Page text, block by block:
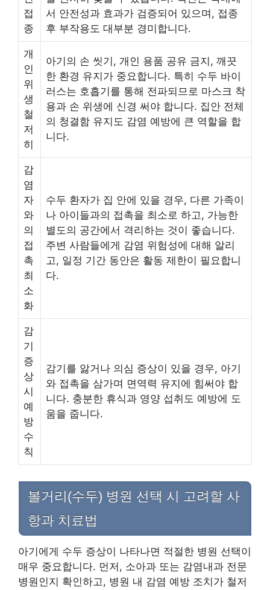
접
종
서 안전성과 효과가 검증되어 있으며, 접종
후 부작용도 대부분 경미합니다.
개
인
위
생
철
저
히
아기의 손 씻기, 개인 용품 공유 금지, 깨끗
한 환경 유지가 중요합니다. 특히 수두 바이
러스는 호흡기를 통해 전파되므로 마스크 착
용과 손 위생에 신경 써야 합니다. 집안 전체
의 청결함 유지도 감염 예방에 큰 역할을 합
니다.
감
염
자
와
의
접
촉
최
소
화
수두 환자가 집 안에 있을 경우, 다른 가족이
나 아이들과의 접촉을 최소로 하고, 가능한
별도의 공간에서 격리하는 것이 좋습니다.
주변 사람들에게 감염 위험성에 대해 알리
고, 일정 기간 동안은 활동 제한이 필요합니
다.
감
기
증
상
시
예
방
수
칙
감기를 앓거나 의심 증상이 있을 경우, 아기
와 접촉을 삼가며 면역력 유지에 힘써야 합
니다. 충분한 휴식과 영양 섭취도 예방에 도
움을 줍니다.
볼거리(수두) 병원 선택 시 고려할 사
항과 치료법
아기에게 수두 증상이 나타나면 적절한 병원 선택이
매우 중요합니다. 먼저, 소아과 또는 감염내과 전문
병원인지 확인하고, 병원 내 감염 예방 조치가 철저